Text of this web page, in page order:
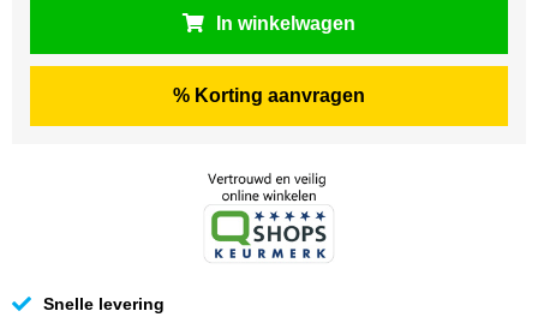
In winkelwagen
% Korting aanvragen
Snelle levering